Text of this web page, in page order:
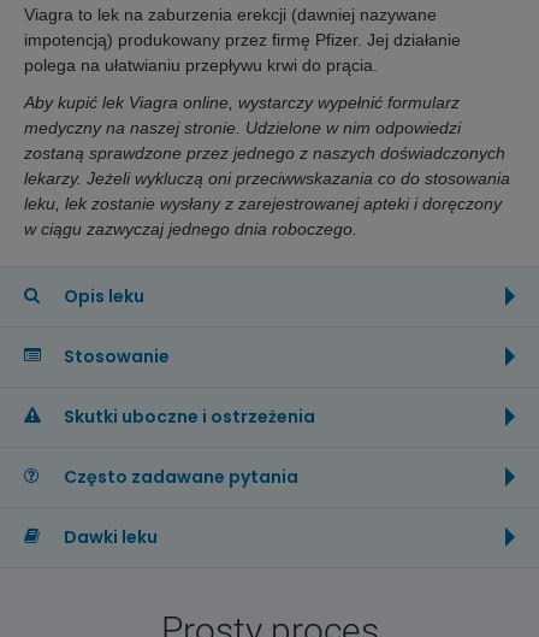
Viagra to lek na zaburzenia erekcji (dawniej nazywane
impotencją) produkowany przez firmę Pfizer. Jej działanie
polega na ułatwianiu przepływu krwi do prącia.
Aby kupić lek Viagra online, wystarczy wypełnić formularz
medyczny na naszej stronie. Udzielone w nim odpowiedzi
zostaną sprawdzone przez jednego z naszych doświadczonych
lekarzy. Jeżeli wykluczą oni przeciwwskazania co do stosowania
leku, lek zostanie wysłany z zarejestrowanej apteki i doręczony
w ciągu zazwyczaj jednego dnia roboczego.
Opis leku
Stosowanie
Skutki uboczne i ostrzeżenia
Często zadawane pytania
Dawki leku